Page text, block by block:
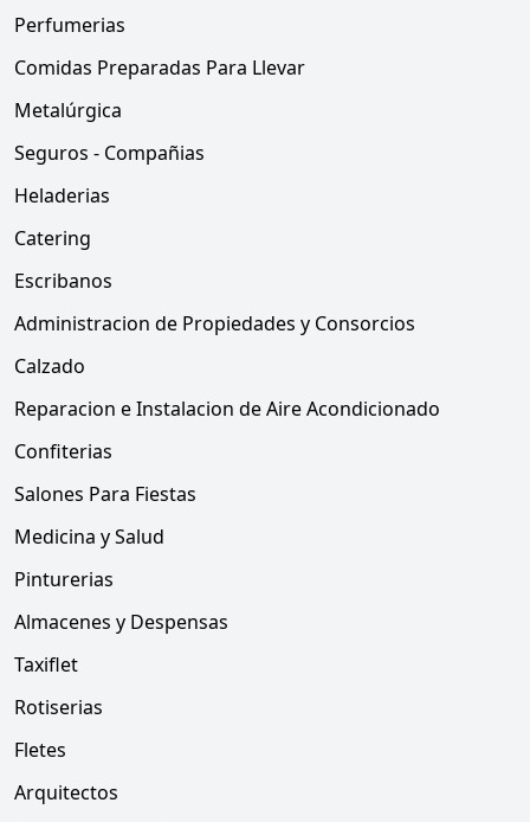
Perfumerias
Comidas Preparadas Para Llevar
Metalúrgica
Seguros - Compañias
Heladerias
Catering
Escribanos
Administracion de Propiedades y Consorcios
Calzado
Reparacion e Instalacion de Aire Acondicionado
Confiterias
Salones Para Fiestas
Medicina y Salud
Pinturerias
Almacenes y Despensas
Taxiflet
Rotiserias
Fletes
Arquitectos